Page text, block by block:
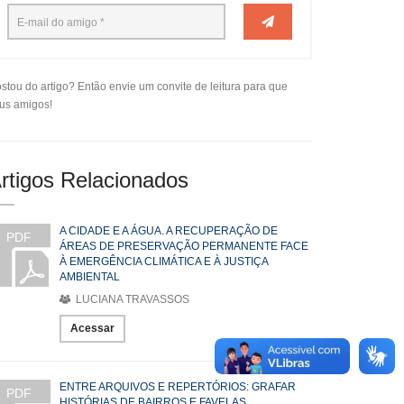
do artigo? Então envie um convite de leitura para que
amigos!
Relacionados
PDF
A CIDADE E A ÁGUA. A RECUPERAÇÃO DE
ÁREAS DE PRESERVAÇÃO PERMANENTE FACE
À EMERGÊNCIA CLIMÁTICA E À JUSTIÇA
AMBIENTAL
LUCIANA TRAVASSOS
Acessar
PDF
ENTRE ARQUIVOS E REPERTÓRIOS: GRAFAR